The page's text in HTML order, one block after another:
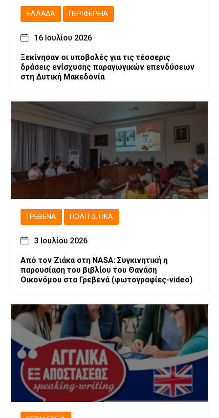
ΕΛΛΆΔΑ ΠΕΡΙΦΈΡΕΙΑ
16 Ιουλίου 2026
Ξεκίνησαν οι υποβολές για τις τέσσερις
δράσεις ενίσχυσης παραγωγικών επενδύσεων
στη Δυτική Μακεδονία
ΓΡΕΒΕΝΆ ΠΟΛΙΤΙΣΤΙΚΆ
3 Ιουλίου 2026
Από τον Ζιάκα στη NASA: Συγκινητική η
παρουσίαση του βιβλίου του Θανάση
Οικονόμου στα Γρεβενά (φωτογραφίες-video)